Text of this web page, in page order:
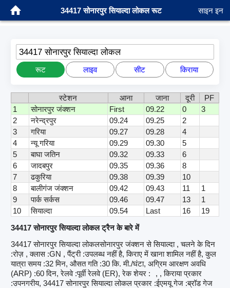
34417 सोनारपुर सियाल्दा लोकल रूट साइन इन
34417 सोनारपुर सियाल्दा लोकल
रूट लाइव सीट किराया
स्टेशन आना जाना दूरी
PF
1
सोनारपुर जंक्शन First 09.22 0
3
2
नरेन्द्रपुर 09.24 09.25
2
3
गरिया 09.27 09.28
4
4
न्यू गरिया 09.29 09.30
5
5
बाघा जतिन 09.32 09.33
6
6
जादबपुर 09.35 09.36
8
7
ढकुरिया 09.38 09.39
10
8
बालीगंज जंक्शन 09.42 09.43 11
1
9
पार्क सर्कस 09.46 09.47 13
1
10
सियाल्दा 09.54 Last 16
19
34417 सोनारपुर सियाल्दा लोकल ट्रैन के बारे में
34417 सोनारपुर सियाल्दा लोकलसोनारपुर जंक्शन से सियाल्दा , चलने के दिन
:रोज़ , क्लास :GN , पैंट्री :उपलब्ध नहीं है, किराए में खाना शामिल नहीं है, कुल
यात्रा समय :32 मिन, औसत गति :30 कि. मी./घंटा, अग्रिम आरक्षण अवधि
(ARP) :60 दिन, रेलवे :पूर्वी रेलवे (ER), रेक शेयर :
, , किराया प्रकार
:उपनगरीय, 34417 सोनारपुर सियाल्दा लोकल प्रकार :ईएमयू गेज :ब्रॉड गेज